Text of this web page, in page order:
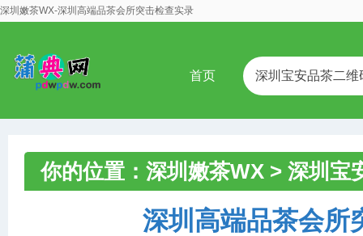
深圳嫩茶WX-深圳高端品茶会所突击检查实录
首页 深圳宝安品茶二维
你的位置： 深圳嫩茶WX> 深圳宝
茶会所突击检查实录深圳高端品茶会所